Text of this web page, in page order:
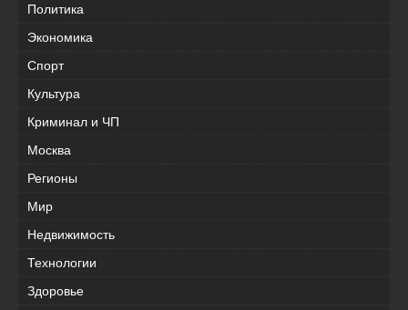
Политика
Экономика
Спорт
Культура
Криминал и ЧП
Москва
Регионы
Мир
Недвижимость
Технологии
Здоровье